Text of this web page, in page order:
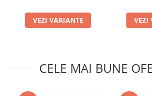
VEZI VARIANTE VEZI
CELE MAI BUNE